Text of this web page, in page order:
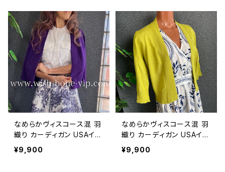
なめらかヴィスコース混 羽
織り カーディガン USAイン
ポート/パープル
¥9,900
なめらかヴィスコース混 羽
織り カーディガン USAイン
ポート/グリーン
¥9,900